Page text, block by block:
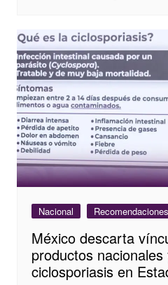
Nacional
México descarta
productos
ciclosporiasis en